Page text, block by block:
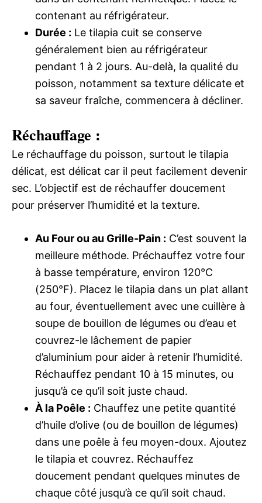
contenant au réfrigérateur.
Durée : Le tilapia cuit se conserve
généralement bien au réfrigérateur
pendant 1 à 2 jours. Au-delà, la qualité du
poisson, notamment sa texture délicate et
sa saveur fraîche, commencera à décliner.
Réchauffage :
Le réchauffage du poisson, surtout le tilapia
délicat, est délicat car il peut facilement devenir
sec. L’objectif est de réchauffer doucement
pour préserver l’humidité et la texture.
Au Four ou au Grille-Pain : C’est souvent la
meilleure méthode. Préchauffez votre four
à basse température, environ 120°C
(250°F). Placez le tilapia dans un plat allant
au four, éventuellement avec une cuillère à
soupe de bouillon de légumes ou d’eau et
couvrez-le lâchement de papier
d’aluminium pour aider à retenir l’humidité.
Réchauffez pendant 10 à 15 minutes, ou
jusqu’à ce qu’il soit juste chaud.
À la Poêle : Chauffez une petite quantité
d’huile d’olive (ou de bouillon de légumes)
dans une poêle à feu moyen-doux. Ajoutez
le tilapia et couvrez. Réchauffez
doucement pendant quelques minutes de
chaque côté jusqu’à ce qu’il soit chaud.